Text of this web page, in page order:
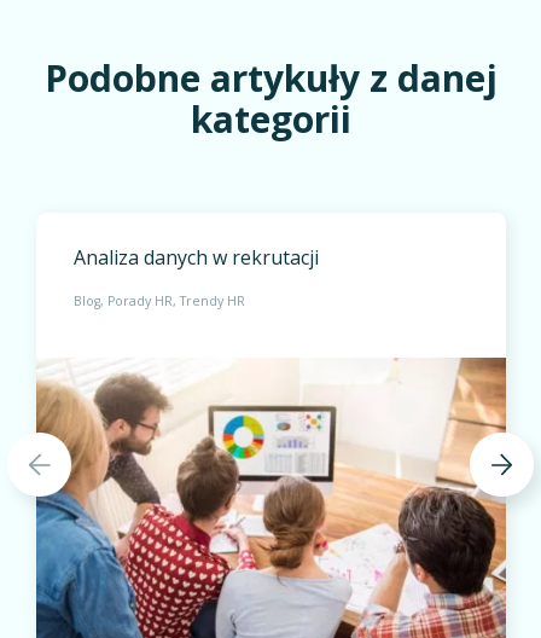
Podobne artykuły z danej
kategorii
Analiza danych w rekrutacji
Blog Porady HR Trendy HR